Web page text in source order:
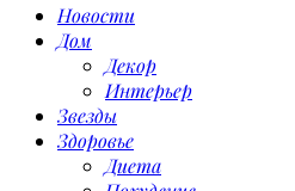
Новости
Дом
Декор
Интерьер
Звезды
Здоровье
Диета